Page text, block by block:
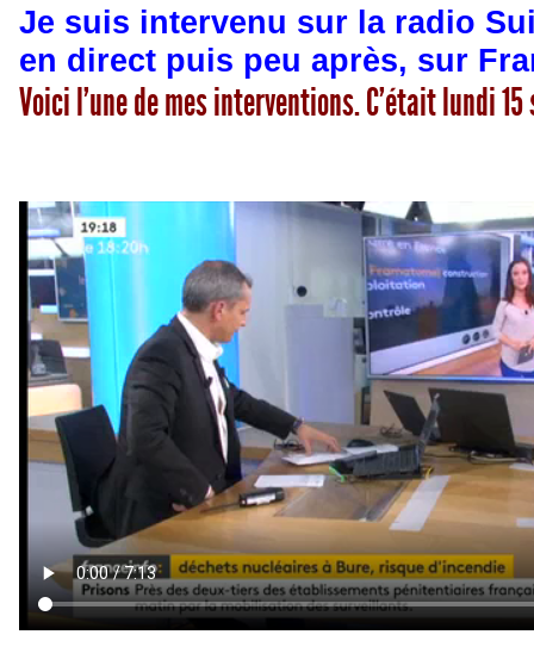
Je suis intervenu sur la radio
en direct puis peu après, sur
Voici l’une de mes interventions. C’était lundi